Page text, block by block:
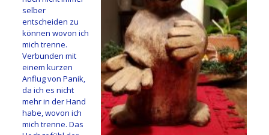
selber
entscheiden zu
können wovon ich
mich trenne.
Verbunden mit
einem kurzen
Anflug von Panik,
da ich es nicht
mehr in der Hand
habe, wovon ich
mich trenne. Das